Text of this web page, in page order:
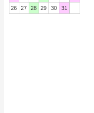
26
27 28 29 30 31